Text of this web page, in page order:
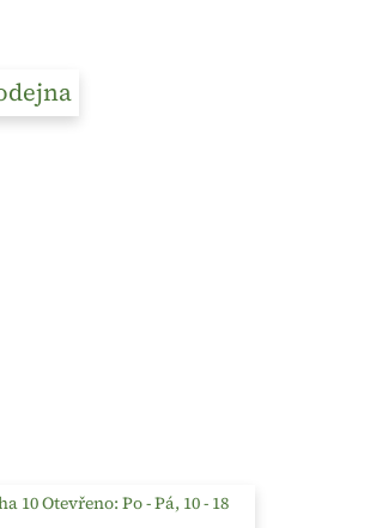
10 Otevřeno: Po - Pá, 10 - 18